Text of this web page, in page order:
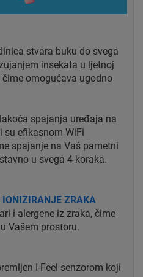
stvara buku do svega
insekata u ljetnoj
omogućava ugodno
spajanja uređaja na
su efikasnom WiFi
spajanje na Vaš pametni
u svega 4 koraka.
ZRAKA
i alergene iz zraka, čime
Vašem prostoru.
I-Feel senzorom koji